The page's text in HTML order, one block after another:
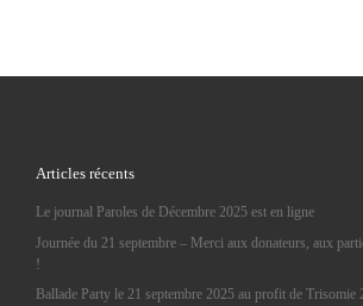
Articles récents
Le journal Paroles de Décembre 2025 est en ligne
Journée du 21 septembre – Merci aux donateurs, aux
!
Ballade Party le 21 septembre 2025 au profit de Trisomie